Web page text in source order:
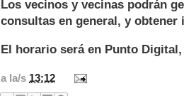
Los vecinos y vecinas podrán
consultas en general, y
El horario será en Punto
a la/s 13:12